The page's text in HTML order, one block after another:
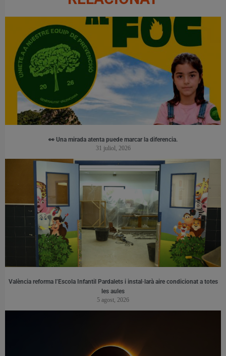
👀 Una mirada atenta puede marcar la diferencia.
31 juliol, 2026
València reforma l’Escola Infantil Pardalets i instal·larà aire condicionat a totes
les aules
5 agost, 2026